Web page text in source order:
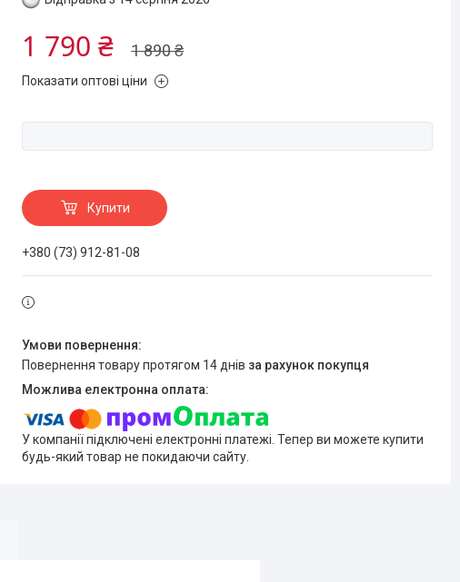
1 890 ₴
1 790 ₴
Показати оптові ціни
Купити
+380 (73) 912-81-08
повернення товару протягом 14 днів за рахунок покупця
У компанії підключені електронні платежі. Тепер ви можете купити
будь-який товар не покидаючи сайту.